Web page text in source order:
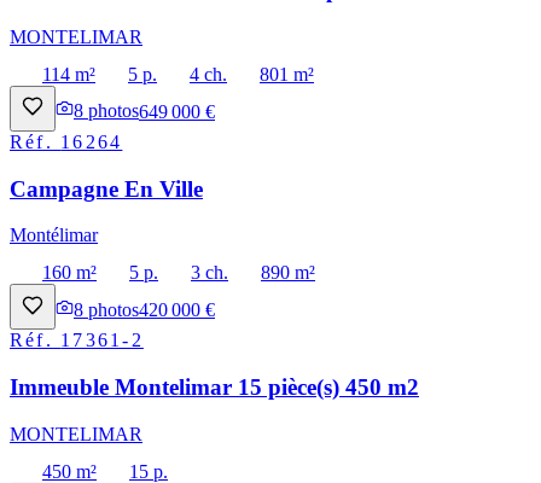
MONTELIMAR
114 m²
5 p. 4 ch.
801 m²
8 photos649 000 €
Réf. 16264
Campagne En Ville
Montélimar
160 m²
5 p. 3 ch.
890 m²
8 photos420 000 €
Réf. 17361-2
Immeuble Montelimar 15 pièce(s) 450 m2
MONTELIMAR
450 m²
15 p.